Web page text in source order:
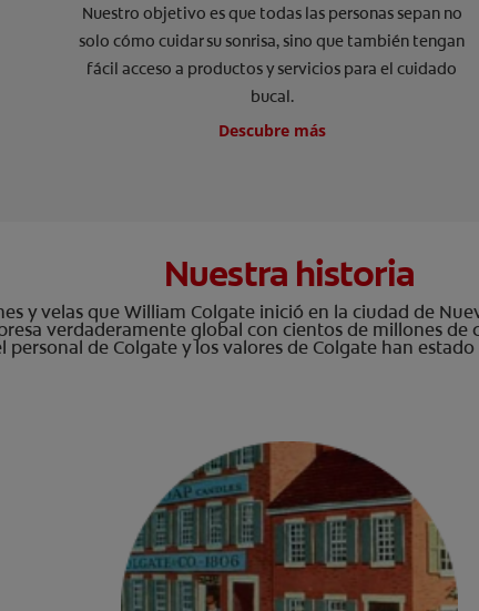
Nuestro objetivo es que todas las personas sepan no
solo cómo cuidar su sonrisa, sino que también tengan
fácil acceso a productos y servicios para el cuidado
bucal.
Descubre más
Nuestra historia
y velas que William Colgate inició en la ciudad de
verdaderamente global con cientos de millones
personal de Colgate y los valores de Colgate han